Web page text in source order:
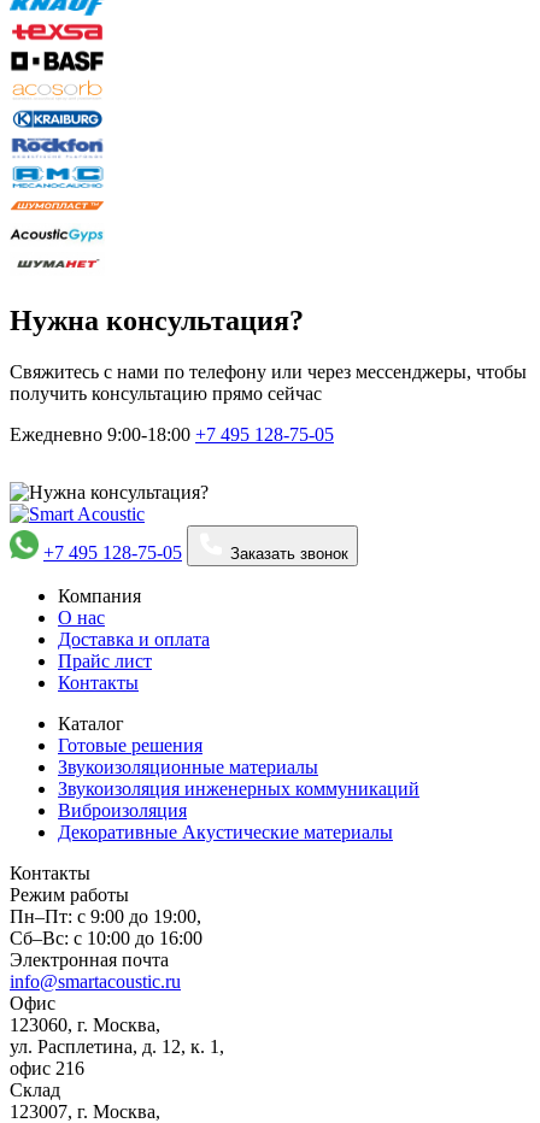
Нужна консультация?
Свяжитесь с нами по телефону или через мессенджеры, чтобы
получить консультацию прямо сейчас
Ежедневно 9:00-18:00 +7 495 128-75-05
+7 495 128-75-05 Заказать звонок
Компания
О нас
Доставка и оплата
Прайс лист
Контакты
Каталог
Готовые решения
Звукоизоляционные материалы
Звукоизоляция инженерных коммуникаций
Виброизоляция
Декоративные Акустические материалы
Контакты
Режим работы
Пн–Пт: с 9:00 до 19:00,
Сб–Вс: с 10:00 до 16:00
Электронная почта
info@smartacoustic.ru
Офис
123060, г. Москва,
ул. Расплетина, д. 12, к. 1,
офис 216
Склад
123007, г. Москва,